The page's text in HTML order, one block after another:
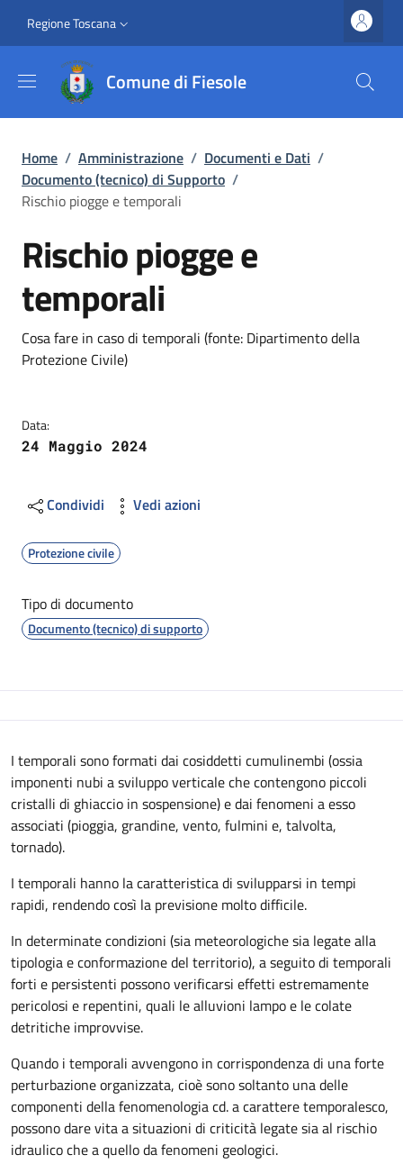
Slim top
Regione Toscana
Comune di Fiesole
Briciole di pane
Home / Amministrazione / Documenti e Dati /
Documento (tecnico) di Supporto /
Rischio piogge e temporali
Rischio piogge e
temporali
Dettagli
Cosa fare in caso di temporali (fonte: Dipartimento della
Protezione Civile)
Data:
24 Maggio 2024
Condividi Vedi azioni
Protezione civile
Tipo di documento
Documento (tecnico) di supporto
Descrizione
I temporali sono formati dai cosiddetti cumulinembi (ossia
imponenti nubi a sviluppo verticale che contengono piccoli
cristalli di ghiaccio in sospensione) e dai fenomeni a esso
associati (pioggia, grandine, vento, fulmini e, talvolta,
tornado).
I temporali hanno la caratteristica di svilupparsi in tempi
rapidi, rendendo così la previsione molto difficile.
In determinate condizioni (sia meteorologiche sia legate alla
tipologia e conformazione del territorio), a seguito di temporali
forti e persistenti possono verificarsi effetti estremamente
pericolosi e repentini, quali le alluvioni lampo e le colate
detritiche improvvise.
Quando i temporali avvengono in corrispondenza di una forte
perturbazione organizzata, cioè sono soltanto una delle
componenti della fenomenologia cd. a carattere temporalesco,
possono dare vita a situazioni di criticità legate sia al rischio
idraulico che a quello da fenomeni geologici.